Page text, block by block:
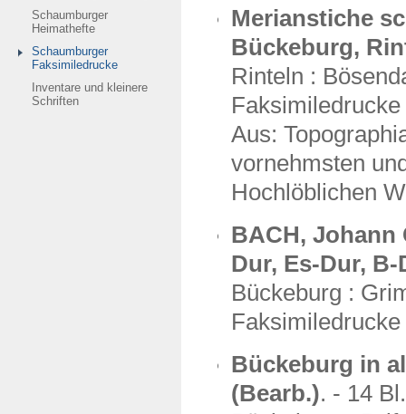
Schaumburger
Heimathefte
Schaumburger
Faksimiledrucke
Inventare und kleinere
Schriften
Merianstiche
Bückeburg,
Rinteln :
Faksimiledrucke
Aus:
vornehmsten
Hochlöblichen
BACH,
Dur, Es-Dur, B-
Bückeburg :
Faksimiledrucke
Bückeburg in
(Bearb.). - 14